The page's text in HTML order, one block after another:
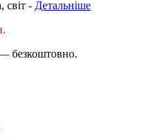
світ - Детальніше
безкоштовно.